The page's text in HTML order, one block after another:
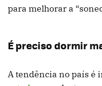
para melhorar a
É preciso dormir
A tendência no país é